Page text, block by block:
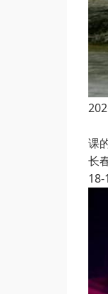
课
长
18-